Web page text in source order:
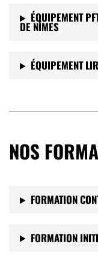
ÉQUIPEMENT
DE NÎMES
ÉQUIPEMENT
NOS
FORMATION
FORMATION